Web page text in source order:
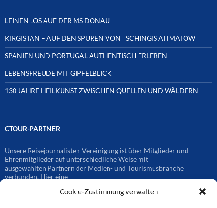
Cookie-Zustimmung verwalten
LEINEN LOS AUF DER MS DONAU
KIRGISTAN – AUF DEN SPUREN VON TSCHINGIS AITMATOW
SPANIEN UND PORTUGAL AUTHENTISCH ERLEBEN
LEBENSFREUDE MIT GIPFELBLICK
130 JAHRE HEILKUNST ZWISCHEN QUELLEN UND WÄLDERN
CTOUR-PARTNER
Unsere Reisejournalisten-Vereinigung ist über Mitglieder und
Ehrenmitglieder auf unterschiedliche Weise mit
ausgewählten Partnern der Medien- und Tourismusbranche
verbunden. Hier eine